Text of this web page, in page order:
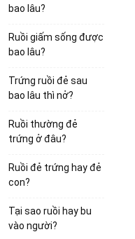
bao lâu?
Ruồi giấm sống được
bao lâu?
Trứng ruồi đẻ sau
bao lâu thì nở?
Ruồi thường đẻ
trứng ở đâu?
Ruồi đẻ trứng hay đẻ
con?
Tại sao ruồi hay bu
vào người?